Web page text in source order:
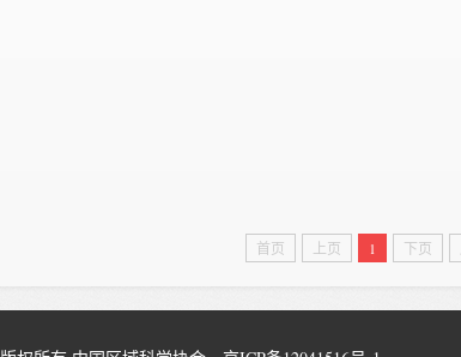
首页 上页 1 下页